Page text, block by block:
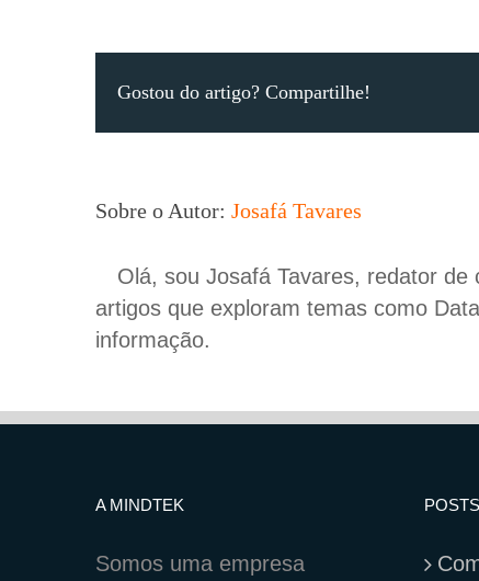
Gostou do artigo? Compartilhe!
Sobre o Autor: Josafá Tavares
Olá, sou Josafá Tavares, redator
artigos que exploram temas como
informação.
A MINDTEK
Somos uma empresa